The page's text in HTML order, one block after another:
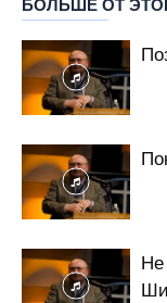
БОЛЬШЕ ОТ